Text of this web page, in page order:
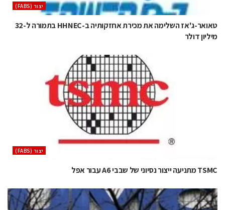
‫יצור (‪(FABS‬‬
טאואר-ג'אז השלימה את מכירת אחזקותיה ב-HHNEC בתמורה ל-32
מיליון דולר
‫יצור (‪(FABS‬‬
TSMC מתניעה ייצור נסיוני של שבבי A6 עבור אפל